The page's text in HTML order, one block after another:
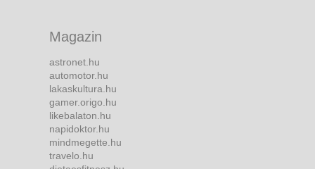
Magazin
astronet.hu
automotor.hu
lakaskultura.hu
gamer.origo.hu
likebalaton.hu
napidoktor.hu
mindmegette.hu
travelo.hu